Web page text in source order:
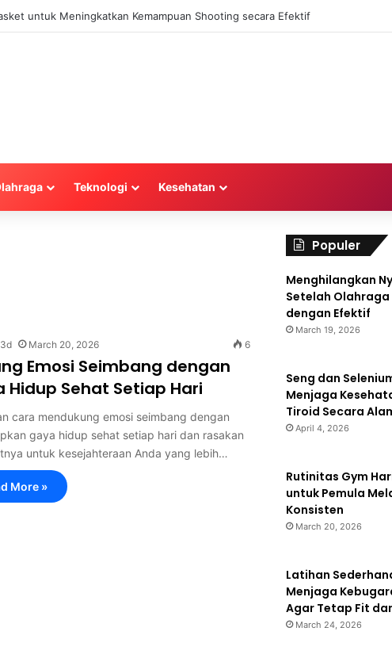
untuk Meningkatkan Kemampuan Shooting secara Efektif
Teknologi Kesehatan
March 20, 2026 6
Emosi Seimbang dengan
Hidup Sehat Setiap Hari
cara mendukung emosi seimbang dengan
gaya hidup sehat setiap hari dan rasakan
untuk kesejahteraan Anda yang lebih…
More »
Populer
Menghilangkan
Setelah Olahraga
dengan Efektif
March 19, 2026
Seng dan
Menjaga
Tiroid Secara
April 4, 2026
Rutinitas Gym
untuk Pemula
Konsisten
March 20, 2026
Latihan
Menjaga
Agar Tetap Fit
March 24, 2026